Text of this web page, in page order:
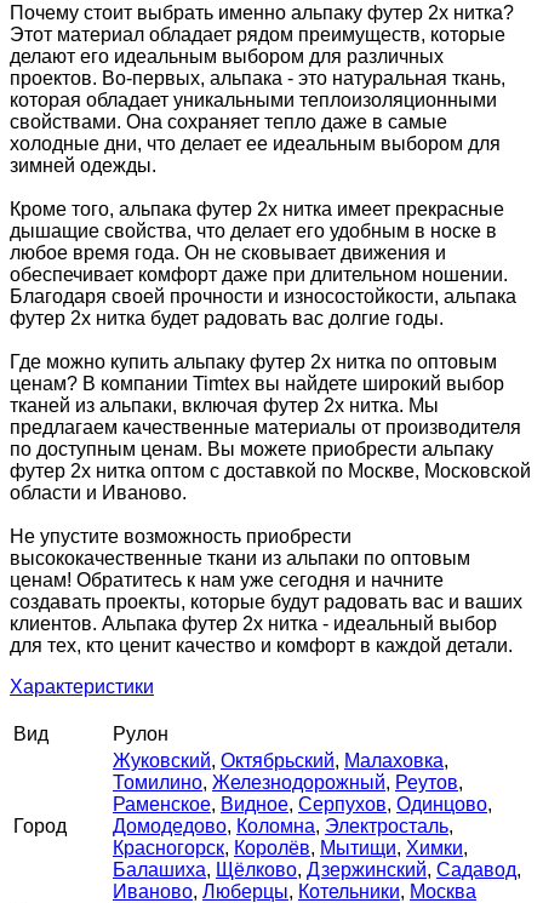
Почему стоит выбрать именно альпаку футер 2х нитка?
Этот материал обладает рядом преимуществ, которые
делают его идеальным выбором для различных
проектов. Во-первых, альпака - это натуральная ткань,
которая обладает уникальными теплоизоляционными
свойствами. Она сохраняет тепло даже в самые
холодные дни, что делает ее идеальным выбором для
зимней одежды.
Кроме того, альпака футер 2х нитка имеет прекрасные
дышащие свойства, что делает его удобным в носке в
любое время года. Он не сковывает движения и
обеспечивает комфорт даже при длительном ношении.
Благодаря своей прочности и износостойкости, альпака
футер 2х нитка будет радовать вас долгие годы.
Где можно купить альпаку футер 2х нитка по оптовым
ценам? В компании Timtex вы найдете широкий выбор
тканей из альпаки, включая футер 2х нитка. Мы
предлагаем качественные материалы от производителя
по доступным ценам. Вы можете приобрести альпаку
футер 2х нитка оптом с доставкой по Москве, Московской
области и Иваново.
Не упустите возможность приобрести
высококачественные ткани из альпаки по оптовым
ценам! Обратитесь к нам уже сегодня и начните
создавать проекты, которые будут радовать вас и ваших
клиентов. Альпака футер 2х нитка - идеальный выбор
для тех, кто ценит качество и комфорт в каждой детали.
Характеристики
Вид Рулон
Город
Жуковский, Октябрьский, Малаховка,
Томилино, Железнодорожный, Реутов,
Раменское, Видное, Серпухов, Одинцово,
Домодедово, Коломна, Электросталь,
Красногорск, Королёв, Мытищи, Химки,
Балашиха, Щёлково, Дзержинский, Садавод,
Иваново, Люберцы, Котельники, Москва